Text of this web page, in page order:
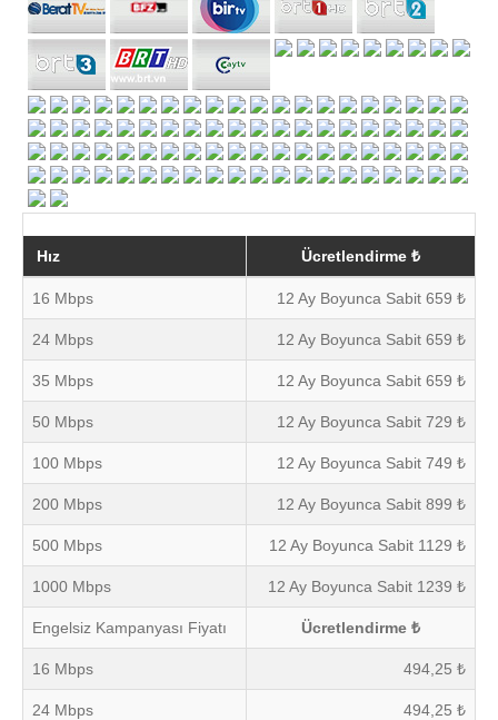
Hız Ücretlendirme ₺
16 Mbps 12 Ay Boyunca Sabit 659 ₺
24 Mbps 12 Ay Boyunca Sabit 659 ₺
35 Mbps 12 Ay Boyunca Sabit 659 ₺
50 Mbps 12 Ay Boyunca Sabit 729 ₺
100 Mbps 12 Ay Boyunca Sabit 749 ₺
200 Mbps 12 Ay Boyunca Sabit 899 ₺
500 Mbps 12 Ay Boyunca Sabit 1129 ₺
1000 Mbps 12 Ay Boyunca Sabit 1239 ₺
Engelsiz Kampanyası Fiyatı Ücretlendirme ₺
16 Mbps 494,25 ₺
24 Mbps 494,25 ₺